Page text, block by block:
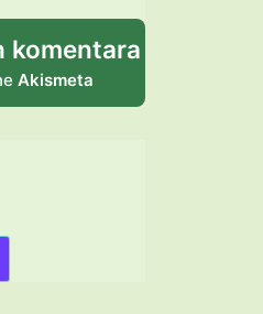
komentara
Akismeta